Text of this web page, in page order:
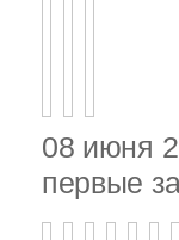
08 июня
первые